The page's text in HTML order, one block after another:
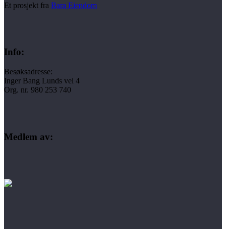
Et prosjekt fra Bara Eiendom
Info:
Besøksadresse:
Inger Bang Lunds vei 4
Org. nr. 980 253 740
Medlem av: